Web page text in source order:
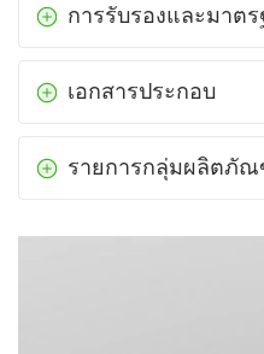
การรับรองและมาต
เอกสารประกอบ
รายการกลุ่มผลิตภั